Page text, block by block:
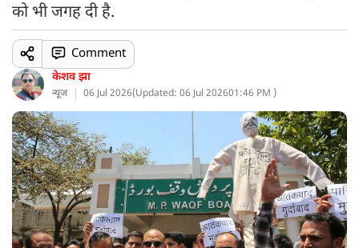
को भी जगह दी है.
केशव झा
न्यूज 06 Jul 2026(Updated: 06 Jul 202601:46 PM )
Comment